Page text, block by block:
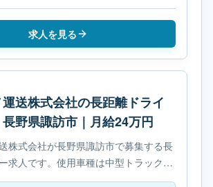
求人を見る
送株式会社の長距離ドライ
野県諏訪市｜月給24万円
株式会社が長野県諏訪市で募集する長
求人です。使用車種は中型トラックで
- 変形労働時間制です。必要免許は中